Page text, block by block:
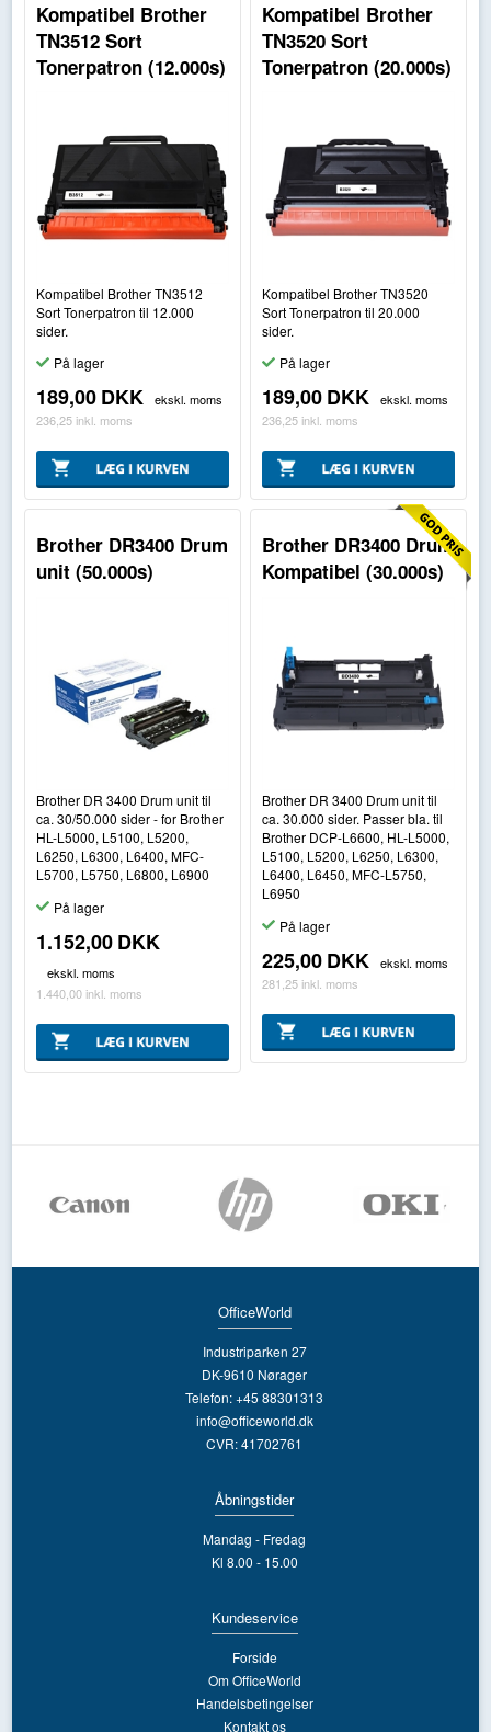
Kompatibel Brother
TN3512 Sort
Tonerpatron (12.000s)
Kompatibel Brother TN3512
Sort Tonerpatron til 12.000
sider.
På lager
189,00DKK
ekskl. moms
236,25 inkl. moms
Kompatibel Brother
TN3520 Sort
Tonerpatron (20.000s)
Kompatibel Brother TN3520
Sort Tonerpatron til 20.000
sider.
På lager
189,00DKK
ekskl. moms
236,25 inkl. moms
Brother DR3400 Drum
unit (50.000s)
Brother DR 3400 Drum unit til
ca. 30/50.000 sider - for Brother
HL-L5000, L5100, L5200,
L6250, L6300, L6400, MFC-
L5700, L5750, L6800, L6900
På lager
1.152,00DKK
ekskl. moms
1.440,00 inkl. moms
Brother DR3400 Drum
Kompatibel (30.000s)
Brother DR 3400 Drum unit til
ca. 30.000 sider. Passer bla. til
Brother DCP-L6600, HL-L5000,
L5100, L5200, L6250, L6300,
L6400, L6450, MFC-L5750,
L6950
På lager
225,00DKK
ekskl. moms
281,25 inkl. moms
OfficeWorld
Industriparken 27
DK-9610 Nørager
Telefon: +45 88301313
info@officeworld.dk
CVR: 41702761
Åbningstider
Mandag - Fredag
Kl 8.00 - 15.00
Kundeservice
Forside
Om OfficeWorld
Handelsbetingelser
Kontakt os